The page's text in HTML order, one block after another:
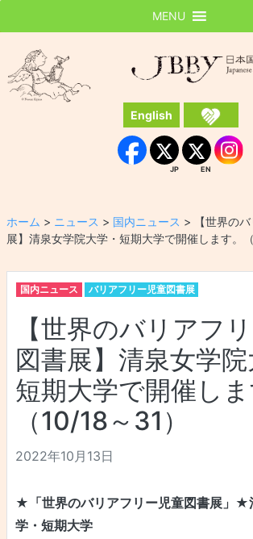
JBBY
English
Facebook
JP
JP
EN
EN
MENU
ホーム > ニュース > 国内ニュース >
【世界の
展】清泉女学院大学・短期大学で開催します。
国内ニュース バリアフリー児童図書展
【世界のバリアフ
図書展】清泉女学院
短期大学で開催しま
（10/18～31）
2022年10月13日
★「世界のバリアフリー児童図書展」★
学・短期大学